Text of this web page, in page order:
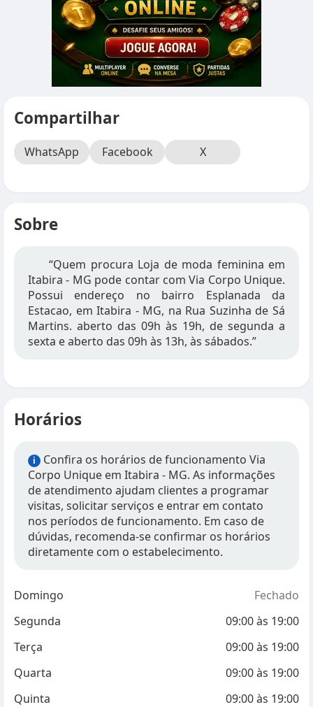
Compartilhar
WhatsApp Facebook X
Sobre
“Quem procura Loja de moda feminina em
Itabira - MG pode contar com Via Corpo Unique.
Possui endereço no bairro Esplanada da
Estacao, em Itabira - MG, na Rua Suzinha de Sá
Martins. aberto das 09h às 19h, de segunda a
sexta e aberto das 09h às 13h, às sábados.”
Horários
i
Confira os horários de funcionamento Via
Corpo Unique em Itabira - MG. As informações
de atendimento ajudam clientes a programar
visitas, solicitar serviços e entrar em contato
nos períodos de funcionamento. Em caso de
dúvidas, recomenda-se confirmar os horários
diretamente com o estabelecimento.
Domingo
Fechado
Segunda
09:00às 19:00
Terça
09:00às 19:00
Quarta
09:00às 19:00
Quinta
09:00às 19:00